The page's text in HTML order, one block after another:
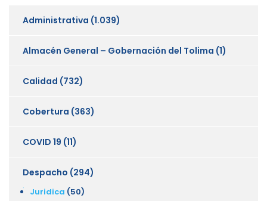
Administrativa (1.039)
Almacén General – Gobernación del Tolima (1)
Calidad (732)
Cobertura (363)
COVID 19 (11)
Despacho (294)
Juridica (50)